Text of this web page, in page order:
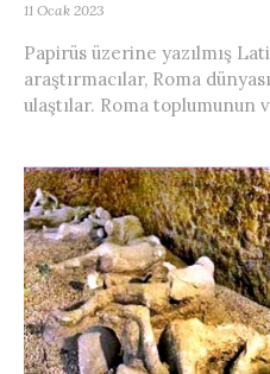
11 Ocak 2023
Papirüs üzerine yazılmış
araştırmacılar, Roma
ulaştılar. Roma toplumunun